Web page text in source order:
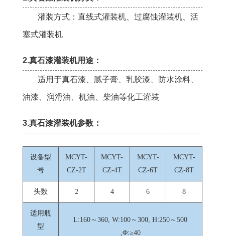
灌装方式：直线式灌装机、过腐蚀灌装机、活
塞式灌装机
2.真石漆灌装机用途：
适用于真石漆、腻子膏、乳胶漆、防水涂料、
油漆、润滑油、机油、柴油等化工灌装
3.真石漆灌装机参数：
设备型
号
MCYT-
CZ-2T
MCYT-
CZ-4T
MCYT-
CZ-6T
MCYT-
CZ-8T
头数 2 4 6 8
适用瓶
型
L:160～360, W:100～300, H:250～500
,Φ:≥40